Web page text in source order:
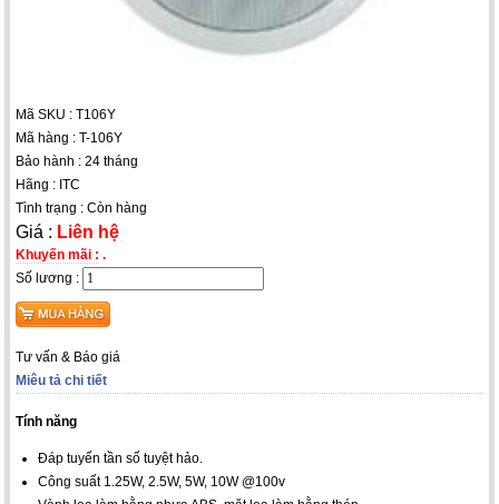
Mã SKU : T106Y
Mã hàng : T-106Y
Bảo hành : 24 tháng
Hãng : ITC
Tình trạng : Còn hàng
Giá : Liên hệ
Khuyến mãi : .
Số lương :
Tư vấn & Báo giá
Miêu tả chi tiết
Tính năng
Đáp tuyến tần số tuyệt hảo.
Công suất 1.25W, 2.5W, 5W, 10W @100v